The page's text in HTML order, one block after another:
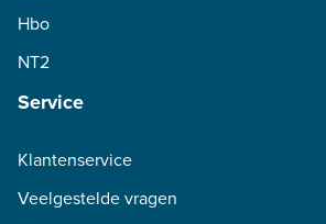
Hbo
NT2
Service
Klantenservice
Veelgestelde vragen